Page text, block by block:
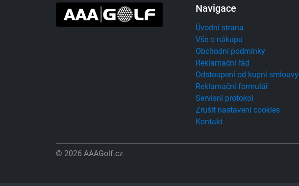
Navigace
Úvodní strana
Vše o nákupu
Obchodní podmínky
Reklamační řád
Odstoupení od kupní smlouvy
Reklamační formulář
Servisní protokol
Zrušit nastavení cookies
Kontakt
© 2026 AAAGolf.cz